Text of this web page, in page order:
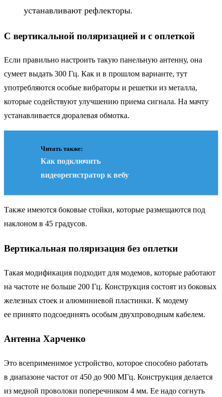
устанавливают рефлекторы.
С вертикальной поляризацией и с оплеткой
Если правильно настроить такую панельную антенну, она
сумеет выдать 300 Гц. Как и в прошлом варианте, тут
употребляются особые вибраторы и решетки из металла,
которые содействуют улучшению приема сигнала. На мачту
устанавливается дюралевая обмотка.
Читать также:
Как подключить
видеорегистратор к вебу
Также имеются боковые стойки, которые размещаются под
наклоном в 45 градусов.
Вертикальная поляризация без оплетки
Такая модификация подходит для модемов, которые работают
на частоте не больше 200 Гц. Конструкция состоят из боковых
железных стоек и алюминиевой пластинки. К модему
ее принято подсоединять особым двухпроводным кабелем.
Антенна Харченко
Это всеприменимое устройство, которое способно работать
в диапазоне частот от 450 до 900 МГц. Конструкция делается
из медной проволоки поперечником 4 мм. Ее надо согнуть